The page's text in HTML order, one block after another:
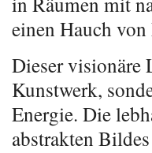
einen Hauch
Dieser visionäre
Kunstwerk,
Energie. Die
abstrakten